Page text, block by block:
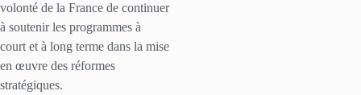
volonté de la France de continuer
à soutenir les programmes à
court et à long terme dans la mise
en œuvre des réformes
stratégiques.